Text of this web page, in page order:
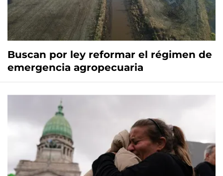
Buscan por ley reformar el régimen de
emergencia agropecuaria